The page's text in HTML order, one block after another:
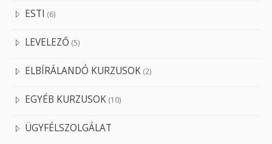
ESTI (6)
LEVELEZŐ (5)
ELBÍRÁLANDÓ KURZUSOK (2)
EGYÉB KURZUSOK (10)
ÜGYFÉLSZOLGÁLAT